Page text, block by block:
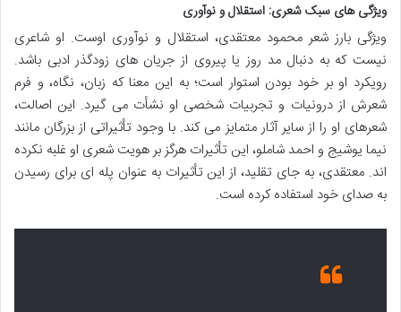
ویژگی های سبک شعری: استقلال و نوآوری
ویژگی بارز شعر محمود معتقدی، استقلال و نوآوری اوست. او شاعری
نیست که به دنبال مد روز یا پیروی از جریان های زودگذر ادبی باشد.
رویکرد او بر خود بودن استوار است؛ به این معنا که زبان، نگاه، و فرم
شعرش از درونیات و تجربیات شخصی او نشأت می گیرد. این اصالت،
شعرهای او را از سایر آثار متمایز می کند. با وجود تأثیراتی از بزرگان مانند
نیما یوشیج و احمد شاملو، این تأثیرات هرگز بر هویت شعری او غلبه نکرده
اند. معتقدی، به جای تقلید، از این تأثیرات به عنوان پله ای برای رسیدن
به صدای خود استفاده کرده است.